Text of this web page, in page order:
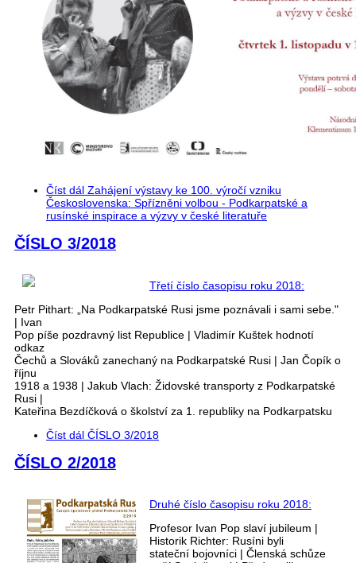
Číst dál Zahájení výstavy ke 100. výročí vzniku
Československa: Spřízněni volbou - Podkarpatské a
rusínské inspirace a výzvy v české literatuře
ČÍSLO 3/2018
Třetí číslo časopisu roku 2018:
Petr Pithart: „Na Podkarpatské Rusi jsme poznávali i sami sebe."
| Ivan
Pop píše pozdravný list Republice | Vladimír Kuštek hodnotí
odkaz
Čechů a Slováků zanechaný na Podkarpatské Rusi | Jan Čopík o
říjnu
1918 a 1938 | Jakub Vlach: Židovské transporty z Podkarpatské
Rusi |
Kateřina Bezdíčková o školství za 1. republiky na Podkarpatsku
Číst dál ČÍSLO 3/2018
ČÍSLO 2/2018
Druhé číslo časopisu roku 2018:
Profesor Ivan Pop slaví jubileum |
Historik Richter: Rusíni byli
stateční bojovníci | Členská schůze